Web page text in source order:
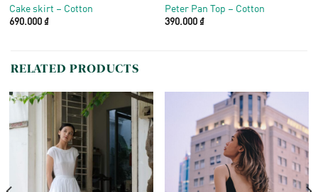
Cake skirt – Cotton
690.000 ₫
Peter Pan Top – Cotton
390.000 ₫
RELATED PRODUCTS